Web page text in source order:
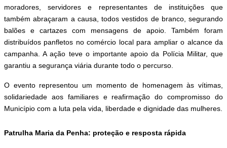
moradores, servidores e representantes de instituições que
também abraçaram a causa, todos vestidos de branco, segurando
balões e cartazes com mensagens de apoio. Também foram
distribuídos panfletos no comércio local para ampliar o alcance da
campanha. A ação teve o importante apoio da Polícia Militar, que
garantiu a segurança viária durante todo o percurso.
O evento representou um momento de homenagem às vítimas,
solidariedade aos familiares e reafirmação do compromisso do
Município com a luta pela vida, liberdade e dignidade das mulheres.
Patrulha Maria da Penha: proteção e resposta rápida